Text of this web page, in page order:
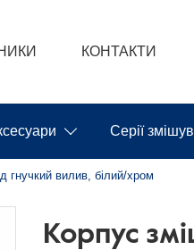
КОНТАКТИ
Серії
гнучкий вилив, білий/хром
Корпус